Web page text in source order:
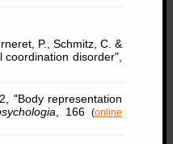
P., Schmitz, C. &
disorder",
"Body representation
, 166(online